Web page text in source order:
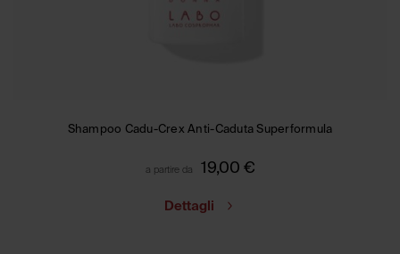
Shampoo Cadu-Crex Anti-Caduta Superformula
a partire da 19,00 €
Dettagli